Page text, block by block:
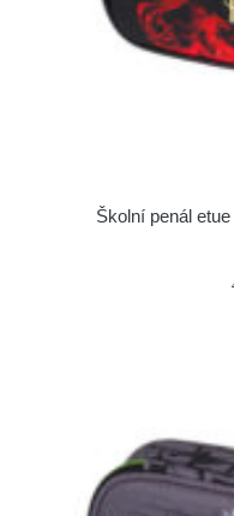
Školní penál